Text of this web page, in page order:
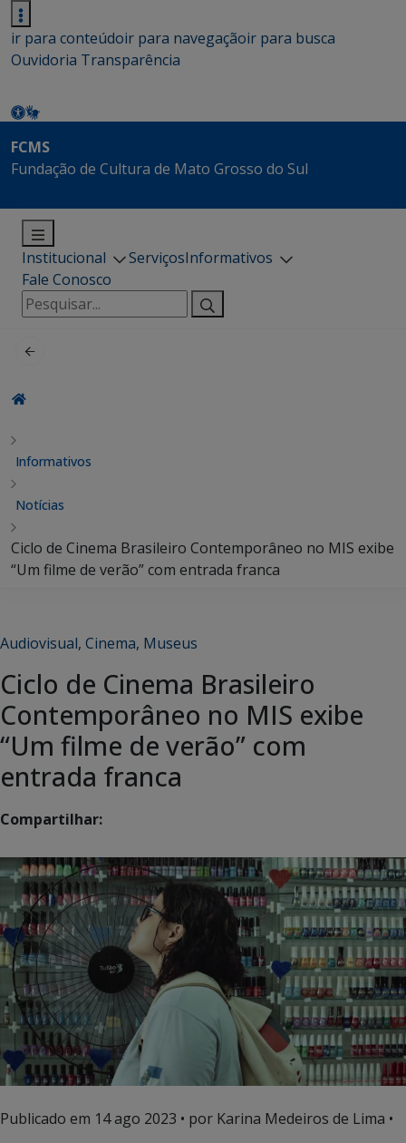
ir para conteúdoir para navegaçãoir para busca
Ouvidoria Transparência
FCMS
Fundação de Cultura de Mato Grosso do Sul
Institucional ServiçosInformativos
Fale Conosco
Pesquisar
por:
Informativos
Notícias
Ciclo de Cinema Brasileiro Contemporâneo no MIS exibe
“Um filme de verão” com entrada franca
Audiovisual, Cinema, Museus
Ciclo de Cinema Brasileiro
Contemporâneo no MIS exibe
“Um filme de verão” com
entrada franca
Compartilhar:
Publicado em 14 ago 2023 • por Karina Medeiros de Lima •